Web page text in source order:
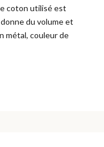
coton utilisé est
du volume et
métal, couleur de